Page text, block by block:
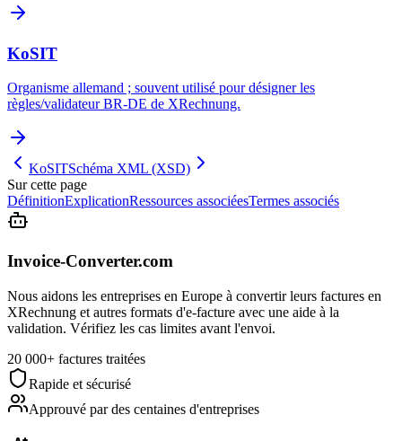
KoSIT
Organisme allemand ; souvent utilisé pour désigner les
règles/validateur BR-DE de XRechnung.
KoSITSchéma XML (XSD)
Sur cette page
DéfinitionExplicationRessources associéesTermes associés
Invoice-Converter.com
Nous aidons les entreprises en Europe à convertir leurs factures en
XRechnung et autres formats d'e-facture avec une aide à la
validation. Vérifiez les cas limites avant l'envoi.
20 000+ factures traitées
Rapide et sécurisé
Approuvé par des centaines d'entreprises